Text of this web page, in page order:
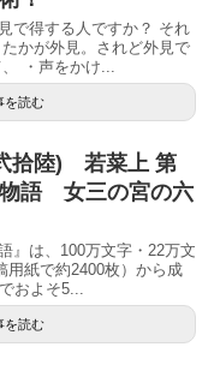
で得する人ですか？ それ
かが外見。されど外見で
・声をかけ...
を読む
拾陸) 若菜上 第
語 女三の宮の六
』は、100万文字・22万文
用紙で約2400枚）から成
およそ5...
を読む